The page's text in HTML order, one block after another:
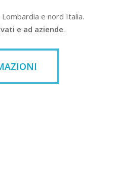
e nord Italia.
e ad aziende.